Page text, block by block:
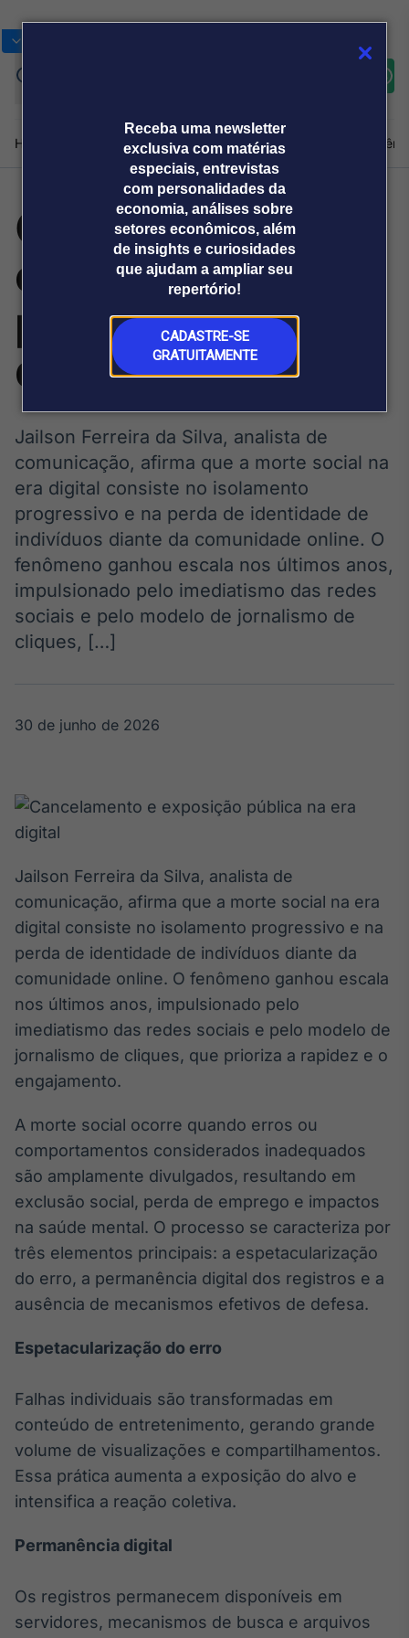
Receba uma newsletter
exclusiva com matérias
especiais, entrevistas
com personalidades da
economia, análises sobre
setores econômicos, além
de insights e curiosidades
que ajudam a ampliar seu
repertório!
CADASTRE-SE
GRATUITAMENTE
Home Produtos e soluçõesNotíciasBlogWeekend
Plataformas
Broadcast
Broadcast+
O mercado
financeiro em
tempo real
Broadcast
Agro
agronegócio
Broadcast
Político
Os bastidores da
política em
tempo real
Broadcast
Plataforma para
conteúdos
personalizados
Soluções de Dados
e Conteúdos
OTC
Plataforma para
negociação de
Datafeed
APIs para
conteúdos e
dados
Ticker
Cotações e
headlines de
Widgets
Componentes
para conteúdos e
funcionalidades
displays e telas
Sobre nós Releases Broadcast
Prêmio Broadcast
Analistas
Prêmio Broadcast
Empresas
Agências de
comunicação
Releases
Cancelamento e
exposição
pública na era
digital
Jailson Ferreira da Silva, analista de
comunicação, afirma que a morte social na
era digital consiste no isolamento
progressivo e na perda de identidade de
indivíduos diante da comunidade online. O
fenômeno ganhou escala nos últimos anos,
impulsionado pelo imediatismo das redes
sociais e pelo modelo de jornalismo de
cliques, […]
30 de junho de 2026
Jailson Ferreira da Silva, analista de
comunicação, afirma que a morte social na era
digital consiste no isolamento progressivo e na
perda de identidade de indivíduos diante da
comunidade online. O fenômeno ganhou escala
nos últimos anos, impulsionado pelo
imediatismo das redes sociais e pelo modelo de
jornalismo de cliques, que prioriza a rapidez e o
engajamento.
A morte social ocorre quando erros ou
comportamentos considerados inadequados
são amplamente divulgados, resultando em
exclusão social, perda de emprego e impactos
na saúde mental. O processo se caracteriza por
três elementos principais: a espetacularização
do erro, a permanência digital dos registros e a
ausência de mecanismos efetivos de defesa.
Espetacularização do erro
Falhas individuais são transformadas em
conteúdo de entretenimento, gerando grande
volume de visualizações e compartilhamentos.
Essa prática aumenta a exposição do alvo e
intensifica a reação coletiva.
Permanência digital
Os registros permanecem disponíveis em
servidores, mecanismos de busca e arquivos